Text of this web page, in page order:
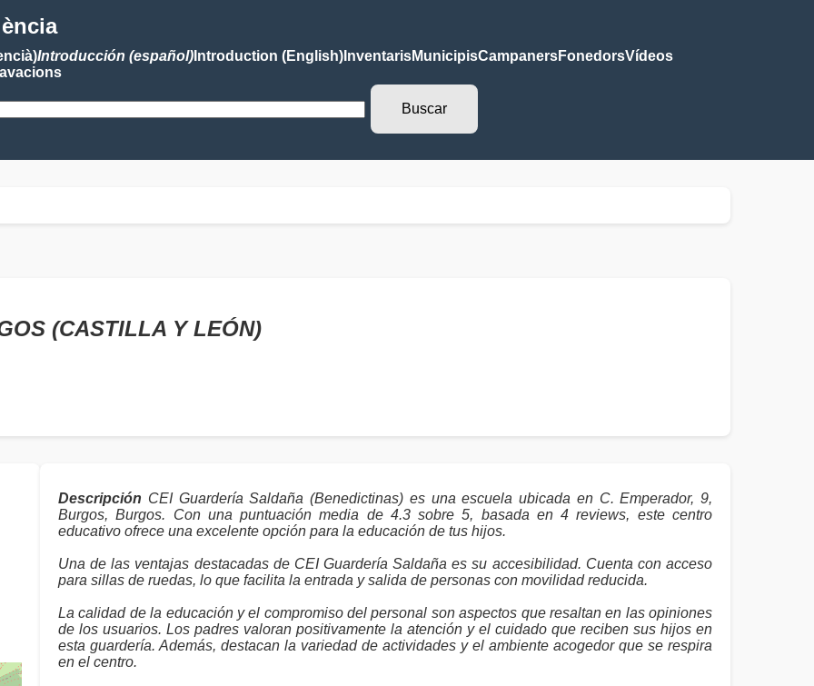
Introducción (español)Introduction (English)InventarisMunicipisCampanersFonedorsVídeos
(CASTILLA Y LEÓN)
Descripción CEI Guardería Saldaña (Benedictinas) es una escuela ubicada en C. Emperador, 9,
Burgos, Burgos. Con una puntuación media de 4.3 sobre 5, basada en 4 reviews, este centro
educativo ofrece una excelente opción para la educación de tus hijos.
Una de las ventajas destacadas de CEI Guardería Saldaña es su accesibilidad. Cuenta con acceso
para sillas de ruedas, lo que facilita la entrada y salida de personas con movilidad reducida.
La calidad de la educación y el compromiso del personal son aspectos que resaltan en las opiniones
de los usuarios. Los padres valoran positivamente la atención y el cuidado que reciben sus hijos en
esta guardería. Además, destacan la variedad de actividades y el ambiente acogedor que se respira
en el centro.